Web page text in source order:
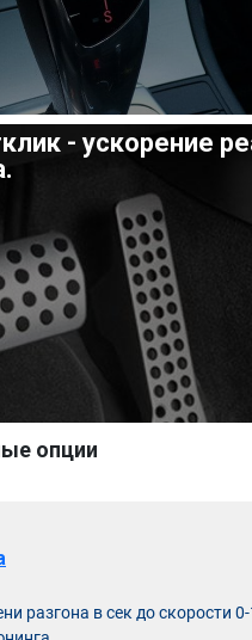
- ускорение
опции
разгона в сек до скорости